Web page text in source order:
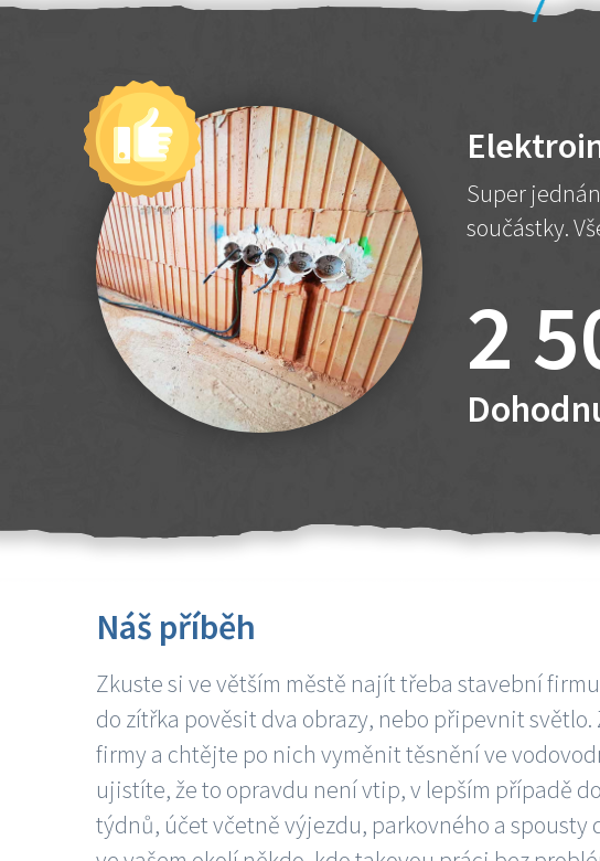
Super
součástky.
2
Náš příběh
Zkuste si ve větším městě najít třeba stavební
do zítřka pověsit dva obrazy, nebo připevnit
firmy a chtějte po nich vyměnit těsnění ve
ujistíte, že to opravdu není vtip, v lepším případě
týdnů, účet včetně výjezdu, parkovného a spousty